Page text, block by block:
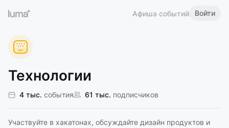
Афиша событий Войти
Технологии
4 тыс. события 61 тыс. подписчиков
Участвуйте в хакатонах, обсуждайте дизайн продуктов и